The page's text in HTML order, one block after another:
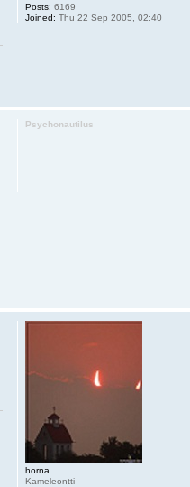
Posts: 6169
Joined: Thu 22 Sep 2005, 02:40
Psychonautilus
horna
Kameleontti